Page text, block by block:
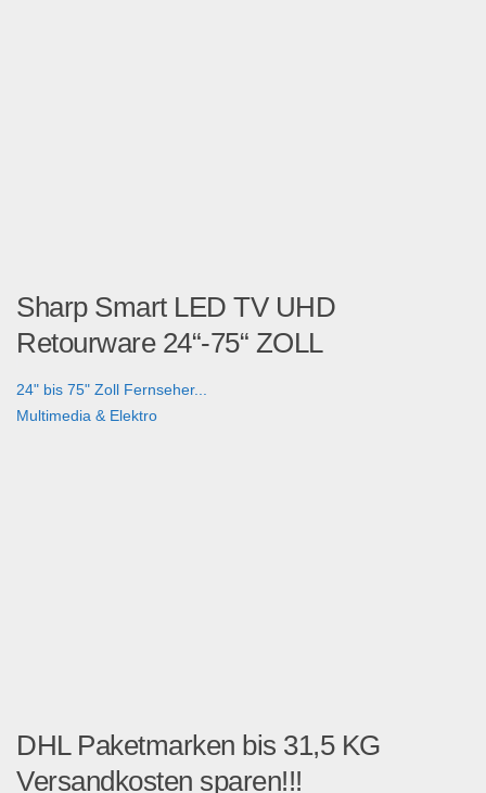
Sharp Smart LED TV UHD
Retourware 24“-75“ ZOLL
24" bis 75" Zoll Fernseher...
Multimedia & Elektro
DHL Paketmarken bis 31,5 KG
Versandkosten sparen!!!